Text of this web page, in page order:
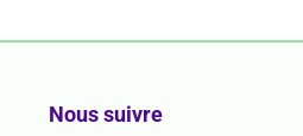
Nous suivre